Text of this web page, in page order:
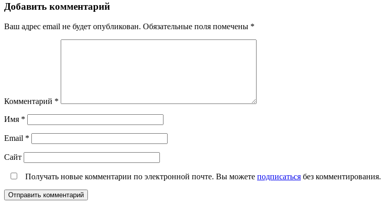
Добавить комментарий
Ваш адрес email не будет опубликован. Обязательные поля помечены *
Комментарий *
Имя *
Email *
Сайт
Получать новые комментарии по электронной почте. Вы можете подписаться без комментирования.